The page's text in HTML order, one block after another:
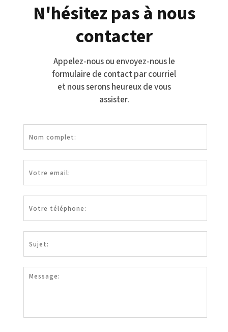
N'hésitez pas à nous
contacter
Appelez-nous ou envoyez-nous le
formulaire de contact par courriel
et nous serons heureux de vous
assister.